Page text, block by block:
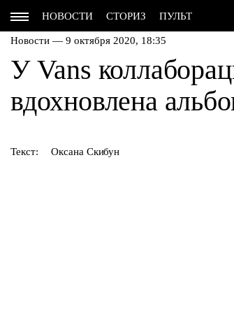
НОВОСТИ СТОРИЗ ПУЛЬТ
Новости — 9 октября 2020, 18:35
У Vans
вдохновлена
Текст: Оксана Скибун